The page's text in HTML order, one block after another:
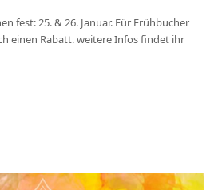
fest: 25. & 26. Januar. Für Frühbucher
einen Rabatt. weitere Infos findet ihr